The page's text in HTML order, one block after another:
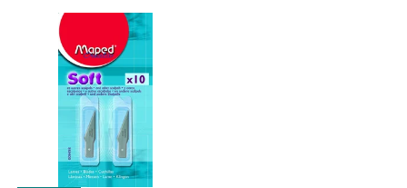
Prix 24,14€